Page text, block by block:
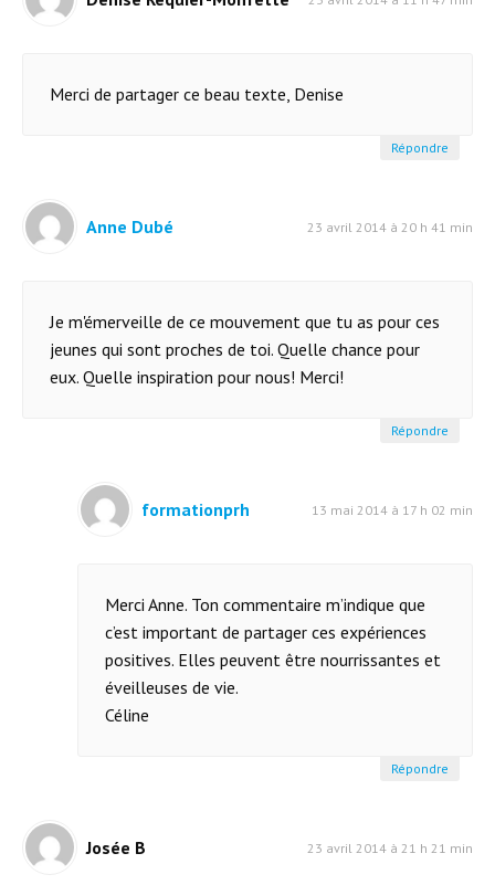
Merci de partager ce beau texte, Denise
Répondre
Anne Dubé 23 avril 2014 à 20 h 41 min
Je m'émerveille de ce mouvement que tu as pour ces
jeunes qui sont proches de toi. Quelle chance pour
eux. Quelle inspiration pour nous! Merci!
Répondre
formationprh 13 mai 2014 à 17 h 02 min
Merci Anne. Ton commentaire m’indique que
c’est important de partager ces expériences
positives. Elles peuvent être nourrissantes et
éveilleuses de vie.
Céline
Répondre
Josée B 23 avril 2014 à 21 h 21 min